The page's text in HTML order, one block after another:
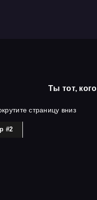
Ты тот,
страницу вниз
#2